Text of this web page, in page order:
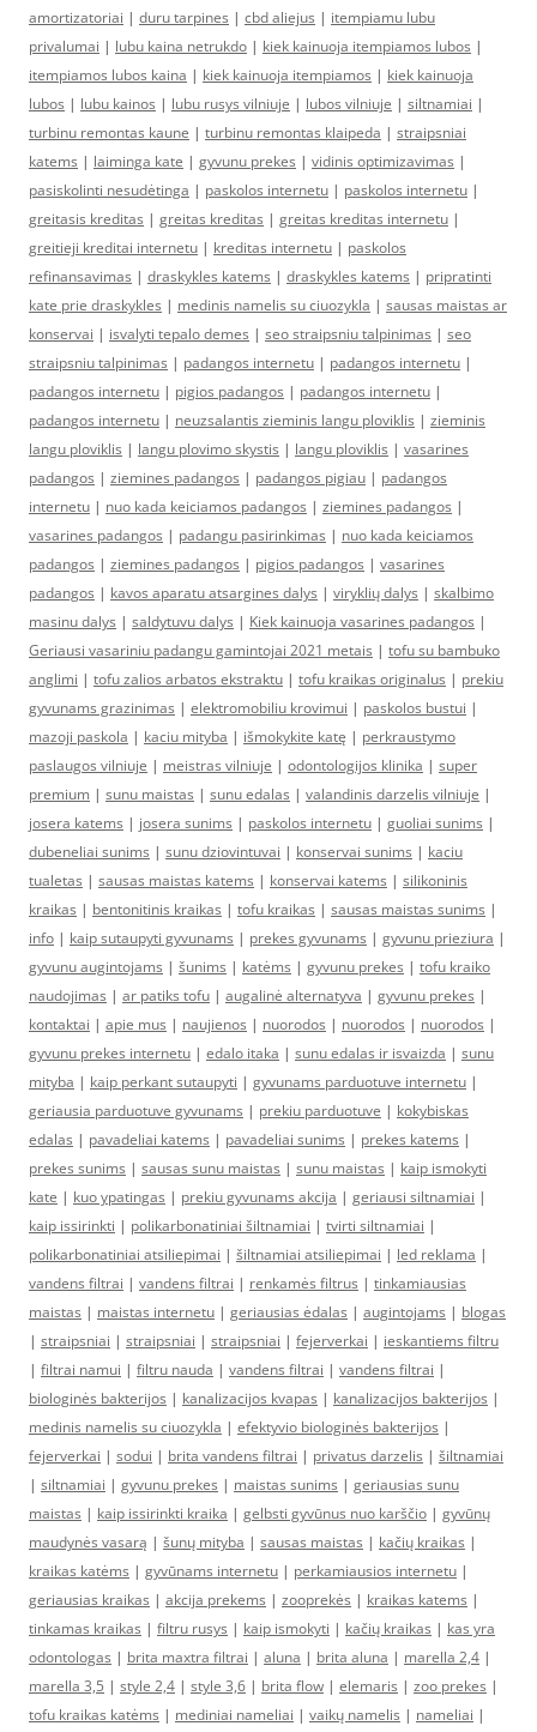
amortizatoriai | duru tarpines | cbd aliejus | itempiamu lubu
privalumai | lubu kaina netrukdo | kiek kainuoja itempiamos lubos |
itempiamos lubos kaina | kiek kainuoja itempiamos | kiek kainuoja
lubos | lubu kainos | lubu rusys vilniuje | lubos vilniuje | siltnamiai |
turbinu remontas kaune | turbinu remontas klaipeda | straipsniai
katems | laiminga kate | gyvunu prekes | vidinis optimizavimas |
pasiskolinti nesudėtinga | paskolos internetu | paskolos internetu |
greitasis kreditas | greitas kreditas | greitas kreditas internetu |
greitieji kreditai internetu | kreditas internetu | paskolos
refinansavimas | draskykles katems | draskykles katems | pripratinti
kate prie draskykles | medinis namelis su ciuozykla | sausas maistas ar
konservai | isvalyti tepalo demes | seo straipsniu talpinimas | seo
straipsniu talpinimas | padangos internetu | padangos internetu |
padangos internetu | pigios padangos | padangos internetu |
padangos internetu | neuzsalantis zieminis langu ploviklis | zieminis
langu ploviklis | langu plovimo skystis | langu ploviklis | vasarines
padangos | ziemines padangos | padangos pigiau | padangos
internetu | nuo kada keiciamos padangos | ziemines padangos |
vasarines padangos | padangu pasirinkimas | nuo kada keiciamos
padangos | ziemines padangos | pigios padangos | vasarines
padangos | kavos aparatu atsargines dalys | viryklių dalys | skalbimo
masinu dalys | saldytuvu dalys | Kiek kainuoja vasarines padangos |
Geriausi vasariniu padangu gamintojai 2021 metais | tofu su bambuko
anglimi | tofu zalios arbatos ekstraktu | tofu kraikas originalus | prekiu
gyvunams grazinimas | elektromobiliu krovimui | paskolos bustui |
mazoji paskola | kaciu mityba | išmokykite katę | perkraustymo
paslaugos vilniuje | meistras vilniuje | odontologijos klinika | super
premium | sunu maistas | sunu edalas | valandinis darzelis vilniuje |
josera katems | josera sunims | paskolos internetu | guoliai sunims |
dubeneliai sunims | sunu dziovintuvai | konservai sunims | kaciu
tualetas | sausas maistas katems | konservai katems | silikoninis
kraikas | bentonitinis kraikas | tofu kraikas | sausas maistas sunims |
info | kaip sutaupyti gyvunams | prekes gyvunams | gyvunu prieziura |
gyvunu augintojams | šunims | katėms | gyvunu prekes | tofu kraiko
naudojimas | ar patiks tofu | augalinė alternatyva | gyvunu prekes |
kontaktai | apie mus | naujienos | nuorodos | nuorodos | nuorodos |
gyvunu prekes internetu | edalo itaka | sunu edalas ir isvaizda | sunu
mityba | kaip perkant sutaupyti | gyvunams parduotuve internetu |
geriausia parduotuve gyvunams | prekiu parduotuve | kokybiskas
edalas | pavadeliai katems | pavadeliai sunims | prekes katems |
prekes sunims | sausas sunu maistas | sunu maistas | kaip ismokyti
kate | kuo ypatingas | prekiu gyvunams akcija | geriausi siltnamiai |
kaip issirinkti | polikarbonatiniai šiltnamiai | tvirti siltnamiai |
polikarbonatiniai atsiliepimai | šiltnamiai atsiliepimai | led reklama |
vandens filtrai | vandens filtrai | renkamės filtrus | tinkamiausias
maistas | maistas internetu | geriausias ėdalas | augintojams | blogas
| straipsniai | straipsniai | straipsniai | fejerverkai | ieskantiems filtru
| filtrai namui | filtru nauda | vandens filtrai | vandens filtrai |
biologinės bakterijos | kanalizacijos kvapas | kanalizacijos bakterijos |
medinis namelis su ciuozykla | efektyvio biologinės bakterijos |
fejerverkai | sodui | brita vandens filtrai | privatus darzelis | šiltnamiai
| siltnamiai | gyvunu prekes | maistas sunims | geriausias sunu
maistas | kaip issirinkti kraika | gelbsti gyvūnus nuo karščio | gyvūnų
maudynės vasarą | šunų mityba | sausas maistas | kačių kraikas |
kraikas katėms | gyvūnams internetu | perkamiausios internetu |
geriausias kraikas | akcija prekems | zooprekės | kraikas katems |
tinkamas kraikas | filtru rusys | kaip ismokyti | kačių kraikas | kas yra
odontologas | brita maxtra filtrai | aluna | brita aluna | marella 2,4 |
marella 3,5 | style 2,4 | style 3,6 | brita flow | elemaris | zoo prekes |
tofu kraikas katėms | mediniai nameliai | vaikų namelis | nameliai |